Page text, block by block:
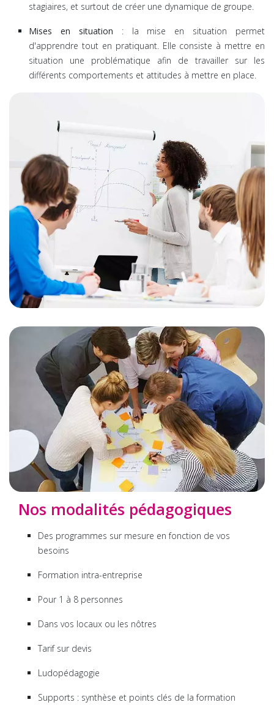
stagiaires, et surtout de créer une dynamique de groupe.
Mises en situation : la mise en situation permet
d'apprendre tout en pratiquant. Elle consiste à mettre en
situation une problématique afin de travailler sur les
différents comportements et attitudes à mettre en place.
Nos modalités pédagogiques
Des programmes sur mesure en fonction de vos
besoins
Formation intra-entreprise
Pour 1 à 8 personnes
Dans vos locaux ou les nôtres
Tarif sur devis
Ludopédagogie
Supports : synthèse et points clés de la formation